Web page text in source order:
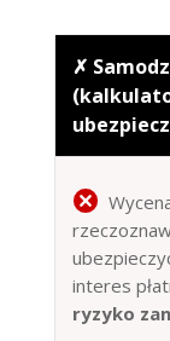
✗
interes
ryzyko